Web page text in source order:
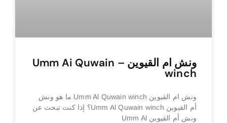
ونش ام القيوين – Umm Ai Quwain
winch
ونش ام القيوين Umm Al Quwain winch ما هو ونش
أم القيوين Umm Al Quwain winch؟ إذا كنت تبحث عن
ونش أم القيوين Umm Al